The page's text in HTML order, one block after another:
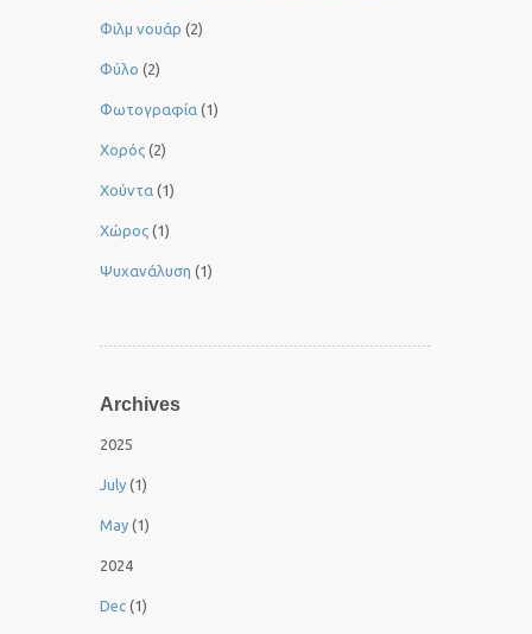
Φιλμ νουάρ (2)
Φύλο (2)
Φωτογραφία (1)
Χορός (2)
Χούντα (1)
Χώρος (1)
Ψυχανάλυση (1)
Archives
2025
July (1)
May (1)
2024
Dec (1)